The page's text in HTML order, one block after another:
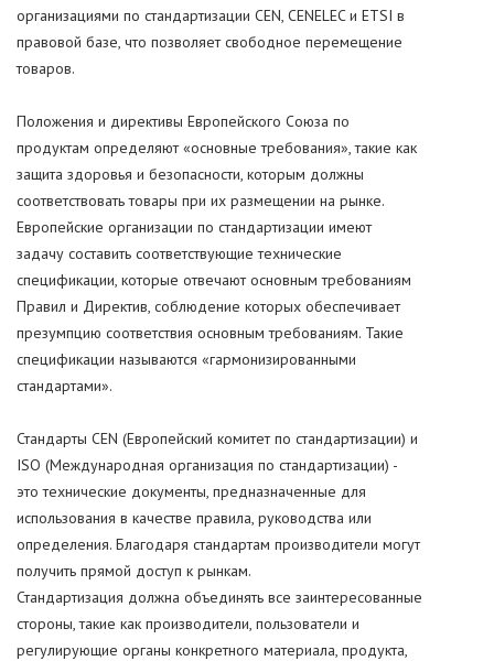
организациями по стандартизации CEN, CENELEC и ETSI в
правовой базе, что позволяет свободное перемещение
товаров.
Положения и директивы Европейского Союза по
продуктам определяют «основные требования», такие как
защита здоровья и безопасности, которым должны
соответствовать товары при их размещении на рынке.
Европейские организации по стандартизации имеют
задачу составить соответствующие технические
спецификации, которые отвечают основным требованиям
Правил и Директив, соблюдение которых обеспечивает
презумпцию соответствия основным требованиям. Такие
спецификации называются «гармонизированными
стандартами».
Стандарты CEN (Европейский комитет по стандартизации) и
ISO (Международная организация по стандартизации) -
это технические документы, предназначенные для
использования в качестве правила, руководства или
определения. Благодаря стандартам производители могут
получить прямой доступ к рынкам.
Стандартизация должна объединять все заинтересованные
стороны, такие как производители, пользователи и
регулирующие органы конкретного материала, продукта,